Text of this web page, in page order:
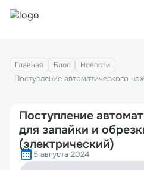
Главная Блог Новости
Поступление
для запайки и
(электрический)
5 августа 2024